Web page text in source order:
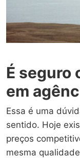
É seguro
em
Essa é uma
sentido. Hoje
preços
mesma